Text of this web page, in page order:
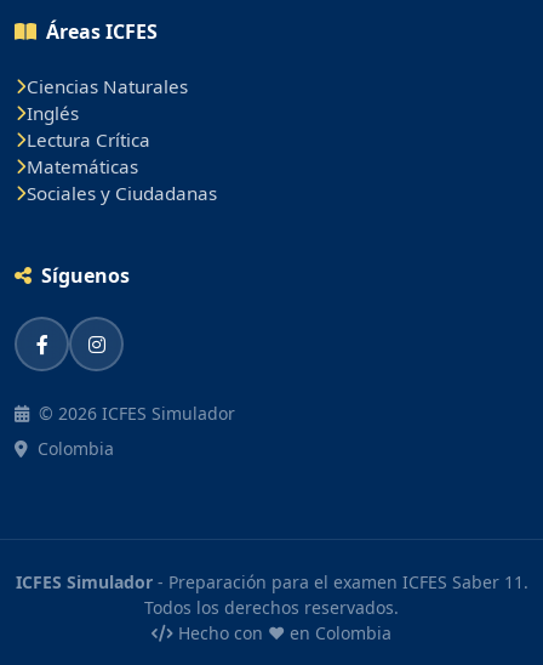
Áreas ICFES
Ciencias Naturales
Inglés
Lectura Crítica
Matemáticas
Sociales y Ciudadanas
Síguenos
© 2026 ICFES Simulador
Colombia
ICFES Simulador- Preparación para el examen ICFES Saber 11.
Todos los derechos reservados.
Hecho con ❤️ en Colombia